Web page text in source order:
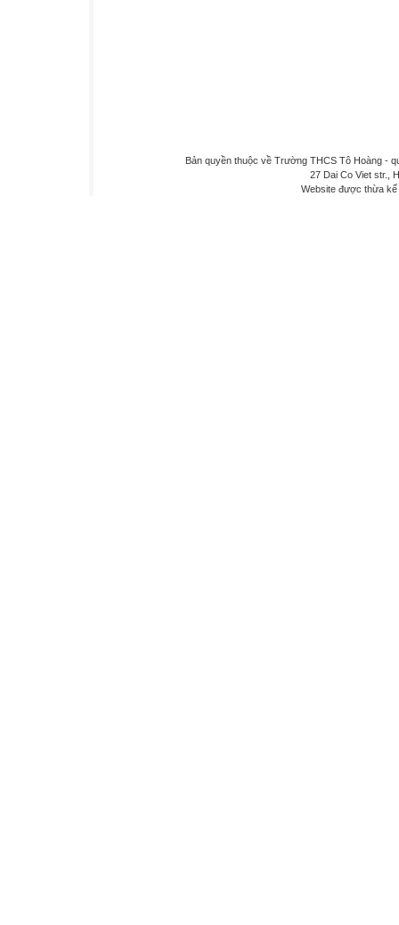
Bản quyền thuộc về Trường THCS Tô Hoàng -
27 Dai Co Viet str.,
Website được thừa